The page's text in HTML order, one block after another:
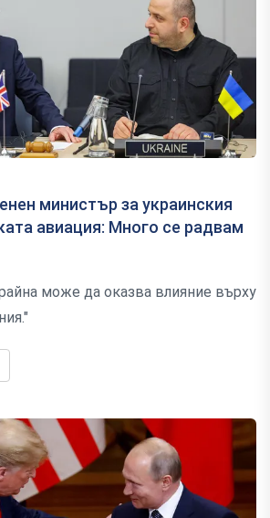
министър за украинския
авиация: Много се радвам
може да оказва влияние върху